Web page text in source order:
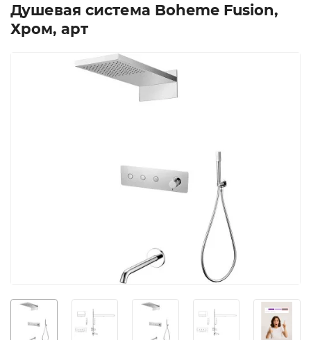
Душевая система Boheme Fusion,
Хром, арт